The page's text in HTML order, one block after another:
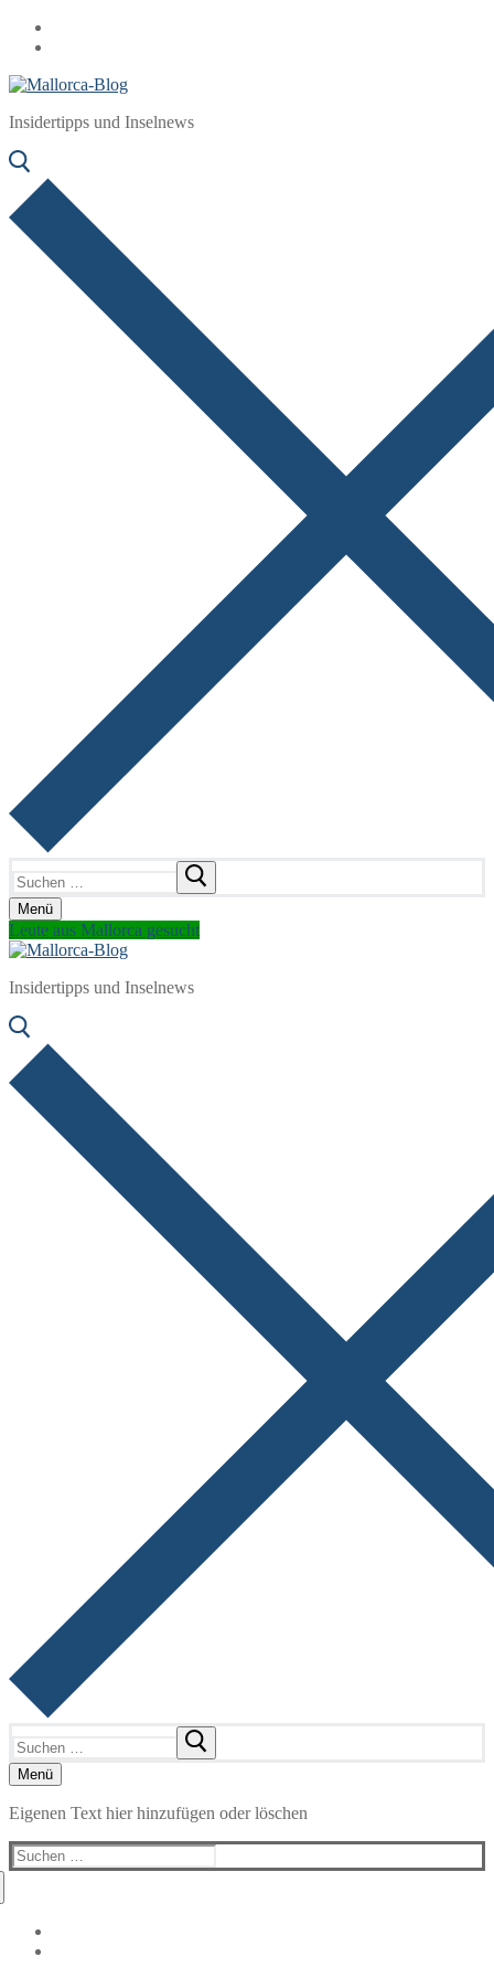
Zum
Inhalt
Menü
Schließen
Insidertipps und Inselnews
nach:
Menü
Leute aus Mallorca gesucht
Insidertipps und Inselnews
nach:
Menü
Eigenen Text hier hinzufügen oder löschen
Suchen
nach: